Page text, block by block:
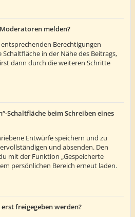
melden?
Berechtigungen
in der Nähe des Beitrags,
dann durch die weiteren Schritte
Schaltfläche beim Schreiben eines
Entwürfe speichern und zu
und absenden. Den
mit der Funktion „Gespeicherte
persönlichen Bereich erneut laden.
freigegeben werden?